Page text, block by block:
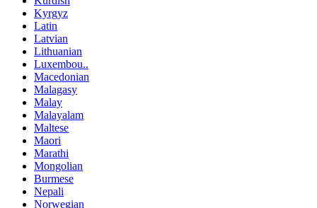
Kyrgyz
Latin
Latvian
Lithuanian
Luxembou..
Macedonian
Malagasy
Malay
Malayalam
Maltese
Maori
Marathi
Mongolian
Burmese
Nepali
Norwegian